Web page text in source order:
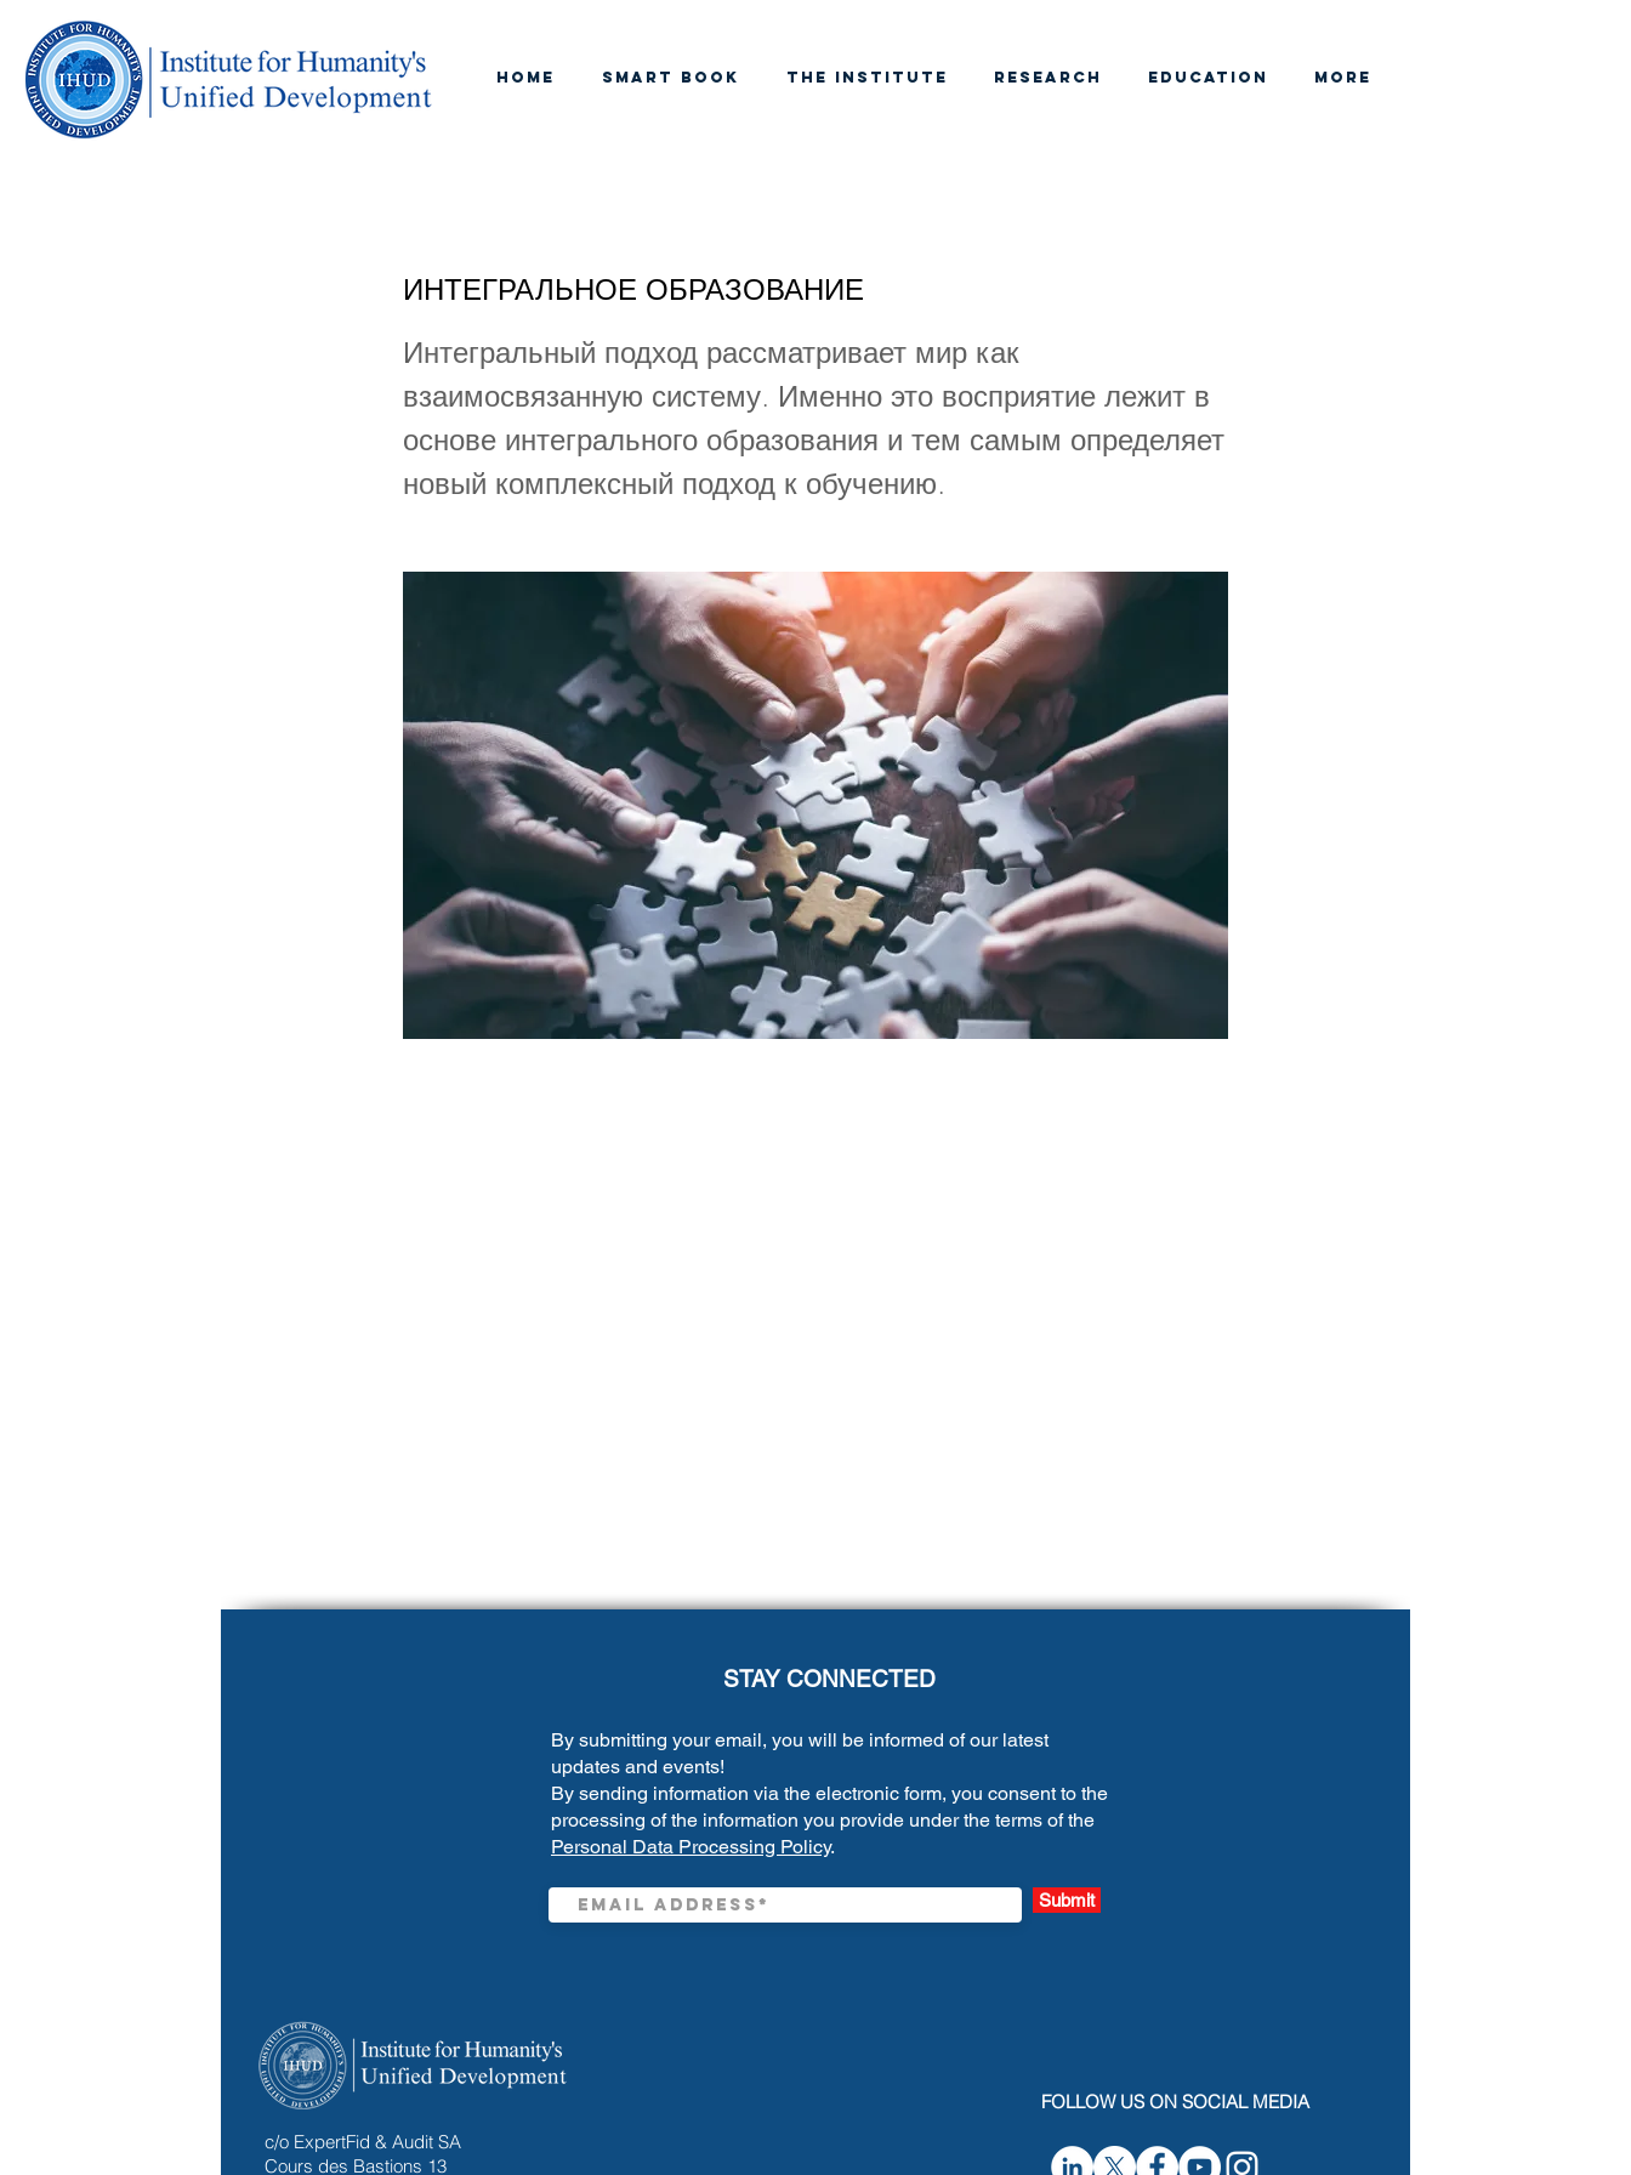
Home SMART BOOK THE INSTITUTE RESEARCH EDUCATION More
ИНТЕГРАЛЬНОЕ ОБРАЗОВАНИЕ
Интегральный подход рассматривает мир как
взаимосвязанную систему. Именно это восприятие лежит в
основе интегрального образования и тем самым определяет
новый комплексный подход к обучению.
STAY CONNECTED
By submitting your email, you will be informed of our latest
updates and events!
By sending information via the electronic form, you consent to the
processing of the information you provide under the terms of the
Personal Data Processing Policy.
Submit
FOLLOW US ON SOCIAL MEDIA
c/o ExpertFid & Audit SA
Cours des Bastions 13